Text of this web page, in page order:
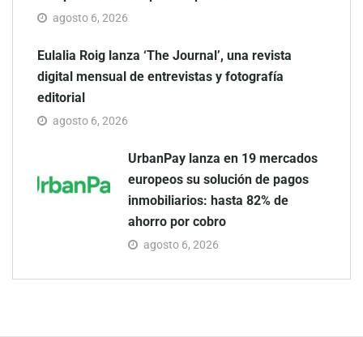
agosto 6, 2026
Eulalia Roig lanza ‘The Journal’, una revista
digital mensual de entrevistas y fotografía
editorial
agosto 6, 2026
UrbanPay lanza en 19 mercados
europeos su solución de pagos
inmobiliarios: hasta 82% de
ahorro por cobro
agosto 6, 2026